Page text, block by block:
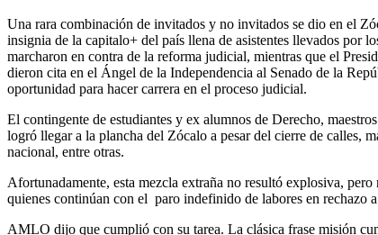
Una rara combinación de invitados y no invitados se dio en el
insignia de la capitalo+ del país llena de asistentes llevados por
marcharon en contra de la reforma judicial, mientras que el
dieron cita en el Ángel de la Independencia al Senado de la
oportunidad para hacer carrera en el proceso judicial.
El contingente de estudiantes y ex alumnos de Derecho,
logró llegar a la plancha del Zócalo a pesar del cierre de calles,
nacional, entre otras.
Afortunadamente, esta mezcla extraña no resultó explosiva,
quienes continúan con el paro indefinido de labores en rechazo
AMLO dijo que cumplió con su tarea. La clásica frase misión